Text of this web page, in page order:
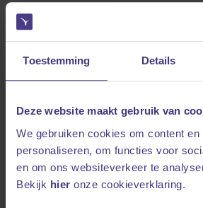
Toestemming Details
Deze website maakt gebruik van
We gebruiken cookies om content
personaliseren, om functies voor
en om ons websiteverkeer te
Bekijk hier onze cookieverklaring.
Is er schade veroorzaakt door jouw huisdier
aansprakelijkheidsverzekering via
Zorg dat je de volgende informatie bij de
Naam van je huisdierenverzekering
Indentificatiechipnummer van je
Omschrijving van het voorval
Eventuele foto’s, bewijsstukken of
Schriftelijke aansprakelijkstelling